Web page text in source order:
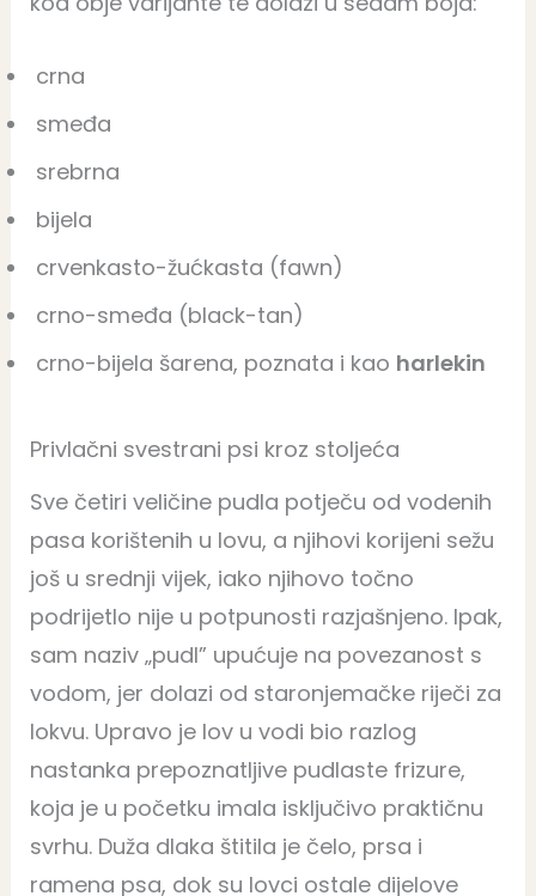
crna
smeđa
srebrna
bijela
crvenkasto-žućkasta (fawn)
crno-smeđa (black-tan)
crno-bijela šarena, poznata i kao harlekin
Privlačni svestrani psi kroz stoljeća
Sve četiri veličine pudla potječu od vodenih
pasa korištenih u lovu, a njihovi korijeni sežu
još u srednji vijek, iako njihovo točno
podrijetlo nije u potpunosti razjašnjeno. Ipak,
sam naziv „pudl” upućuje na povezanost s
vodom, jer dolazi od staronjemačke riječi za
lokvu. Upravo je lov u vodi bio razlog
nastanka prepoznatljive pudlaste frizure,
koja je u početku imala isključivo praktičnu
svrhu. Duža dlaka štitila je čelo, prsa i
ramena psa, dok su lovci ostale dijelove